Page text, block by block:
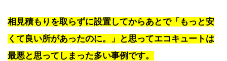
相見積もりを取らずに設置してからあとで「もっと安
くて良い所があったのに。」と思ってエコキュートは
最悪と思ってしまった多い事例です。